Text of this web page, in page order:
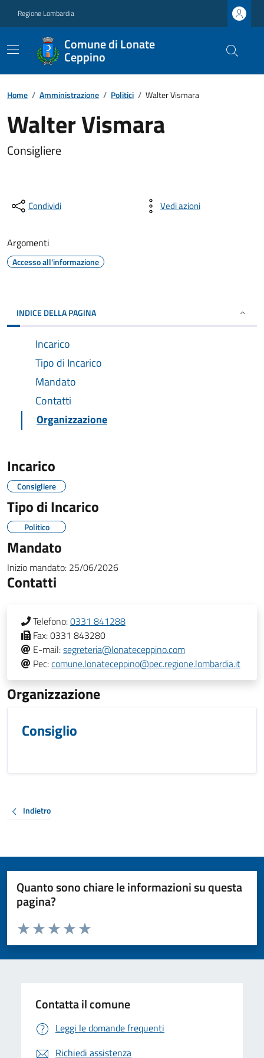
Regione Lombardia
Comune di Lonate
Ceppino
Home / Amministrazione / Politici / Walter Vismara
Walter Vismara
Consigliere
Condividi Vedi azioni
Argomenti
Accesso all'informazione
INDICE DELLA PAGINA
Incarico
Tipo di Incarico
Mandato
Contatti
Organizzazione
Incarico
Consigliere
Tipo di Incarico
Politico
Mandato
Inizio mandato: 25/06/2026
Contatti
Telefono:0331 841288
Fax:0331 843280
E-mail:segreteria@lonateceppino.com
Pec:comune.lonateceppino@pec.regione.lombardia.it
Organizzazione
Consiglio
Indietro
Quanto sono chiare le informazioni su questa
pagina?
Valuta da 1 a 5 stelle la pagina
Valuta 5 stelle su 5
Valuta 4 stelle su 5
Valuta 3 stelle su 5
Valuta 2 stelle su 5
Valuta 1 stelle su 5
Contatta il comune
Leggi le domande frequenti
Richiedi assistenza